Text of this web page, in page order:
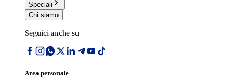
Speciali
Chi siamo
Seguici anche su
Area personale